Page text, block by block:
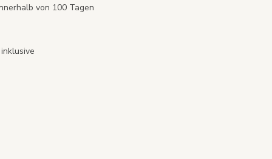
von 100 Tagen